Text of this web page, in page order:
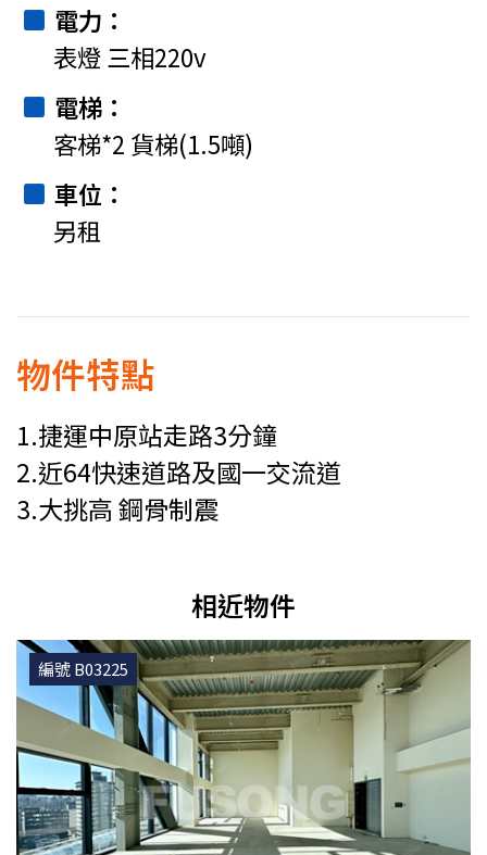
電力
表燈 三相220v
電梯
客梯*2 貨梯(1.5噸)
車位
另租
物件特點
1.捷運中原站走路3分鐘
2.近64快速道路及國一交流道
3.大挑高 鋼骨制震
相近物件
編號 B03225